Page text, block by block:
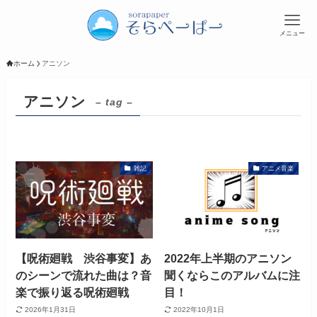
メニュー
ホーム アニソン
アニソン – tag –
雑記
【呪術廻戦 渋谷事変】あ
のシーンで流れた曲は？音
楽で振り返る呪術廻戦
2026年1月31日
アニメ音楽
2022年上半期のアニソン
聞くならこのアルバムに注
目！
2022年10月1日